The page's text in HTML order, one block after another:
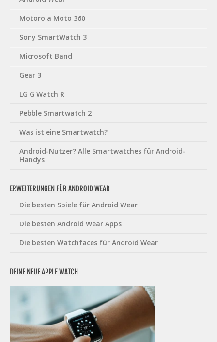
Motorola Moto 360
Sony SmartWatch 3
Microsoft Band
Gear 3
LG G Watch R
Pebble Smartwatch 2
Was ist eine Smartwatch?
Android-Nutzer? Alle Smartwatches für Android-
Handys
ERWEITERUNGEN FÜR ANDROID WEAR
Die besten Spiele für Android Wear
Die besten Android Wear Apps
Die besten Watchfaces für Android Wear
DEINE NEUE APPLE WATCH